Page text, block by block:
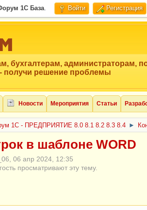
1C База. Войти Регистрация
бухгалтерам, администраторам,
получи решение проблемы
Новости Мероприятия Статьи
1С - ПРЕДПРИЯТИЕ 8.0 8.1 8.2 8.3 8.4 ►
в шаблоне WORD
06 апр 2024, 12:35
просматривают эту тему.